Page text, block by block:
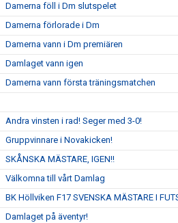
Damerna föll i Dm slutspelet
Damerna förlorade i Dm
Damerna vann i Dm premiären
Damlaget vann igen
Damerna vann första träningsmatchen
Andra vinsten i rad! Seger med 3-0!
Gruppvinnare i Novakicken!
SKÅNSKA MÄSTARE, IGEN!!
Välkomna till vårt Damlag
BK Höllviken F17 SVENSKA MÄSTARE I
Damlaget på äventyr!